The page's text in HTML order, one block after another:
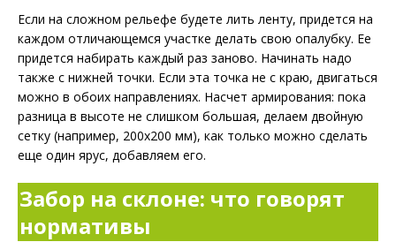
Если на сложном рельефе будете лить ленту, придется на
каждом отличающемся участке делать свою опалубку. Ее
придется набирать каждый раз заново. Начинать надо
также с нижней точки. Если эта точка не с краю, двигаться
можно в обоих направлениях. Насчет армирования: пока
разница в высоте не слишком большая, делаем двойную
сетку (например, 200х200 мм), как только можно сделать
еще один ярус, добавляем его.
Забор на склоне: что говорят
нормативы